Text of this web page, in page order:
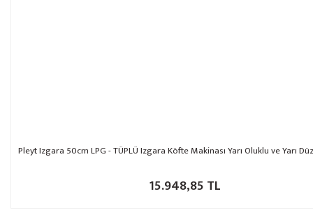
Pleyt Izgara 50cm LPG - TÜPLÜ Izgara Köfte Makinası Yarı Oluklu ve Yarı
15.948,85 TL